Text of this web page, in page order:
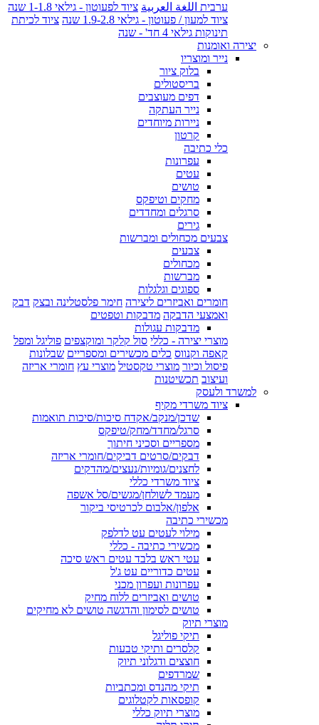
ערבית اللغة العربية ציוד לפעוטון - גילאי 1-1.8 שנה
ציוד למעון / פעוטון - גילאי 1.9-2.8 שנה
ציוד לכיתת
תינוקות גילאי 4 חד' - שנה
יצירה ואומנות
נייר ומוצריו
בלוק ציור
בריסטולים
דפים מעוצבים
נייר העתקה
ניירות מיוחדים
קרטון
כלי כתיבה
עפרונות
עטים
טושים
מחקים וטיפקס
סרגלים ומחדדים
גירים
צבעים מכחולים ומברשות
צבעים
מכחולים
מברשות
ספוגים וגלגלות
חומרים ואביזרים ליצירה חימר פלסטלינה ובצק דבק
ואמצעי הדבקה מדבקות וטפטים
מדבקות עגולות
מוצרי יצירה - כללי סול קלקר ומוקצפים פוליגל ומפל
קאפה וקנווס כלים מכשירים ומספריים שבלונות
פיסול וכיור מוצרי טקסטיל מוצרי עץ חומרי אריזה
ועיצוב תכשיטנות
למשרד ולעסק
ציוד משרדי מקיף
שדכן/מנקב/אקדח סיכות/סיכות תואמות
סרגל/מחדד/מחק/טיפקס
מספריים וסכיני חיתוך
דבקים/סרטים דביקים/חומרי אריזה
לחצנים/גומיות/נעצים/מהדקים
ציוד משרדי כללי
מעמד לשולחן/מגשים/סל אשפה
אלפון/אלבום לכרטיסי ביקור
מכשירי כתיבה
מילוי לעטים עט לדלפק
מכשירי כתיבה - כללי
עטי ראש בלבד עטים ראש סיכה
עטים כדוריים עט ג'ל
עפרונות ועפרון מכני
טושים ואביזרים ללוח מחיק
טושים לסימון והדגשה טושים לא מחיקים
מוצרי תיוק
תיקי פוליגל
קלסרים ותיקי טבעות
חוצצים ודגלוני תיוק
שמרדפים
תיקי מהנדס ומכתביות
קופסאות לקטלוגים
מוצרי תיוק כללי